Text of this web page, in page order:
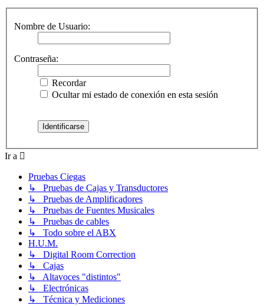
Nombre de Usuario:
Contraseña:
Recordar
Ocultar mi estado de conexión en esta sesión
Ir a
Pruebas Ciegas
↳ Pruebas de Cajas y Transductores
↳ Pruebas de Amplificadores
↳ Pruebas de Fuentes Musicales
↳ Pruebas de cables
↳ Todo sobre el ABX
H.U.M.
↳ Digital Room Correction
↳ Cajas
↳ Altavoces "distintos"
↳ Electrónicas
↳ Técnica y Mediciones